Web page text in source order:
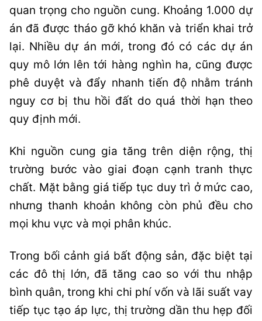
quan trọng cho nguồn cung. Khoảng 1.000 dự
án đã được tháo gỡ khó khăn và triển khai trở
lại. Nhiều dự án mới, trong đó có các dự án
quy mô lớn lên tới hàng nghìn ha, cũng được
phê duyệt và đẩy nhanh tiến độ nhằm tránh
nguy cơ bị thu hồi đất do quá thời hạn theo
quy định mới.
Khi nguồn cung gia tăng trên diện rộng, thị
trường bước vào giai đoạn cạnh tranh thực
chất. Mặt bằng giá tiếp tục duy trì ở mức cao,
nhưng thanh khoản không còn phủ đều cho
mọi khu vực và mọi phân khúc.
Trong bối cảnh giá bất động sản, đặc biệt tại
các đô thị lớn, đã tăng cao so với thu nhập
bình quân, trong khi chi phí vốn và lãi suất vay
tiếp tục tạo áp lực, thị trường dần thu hẹp đối